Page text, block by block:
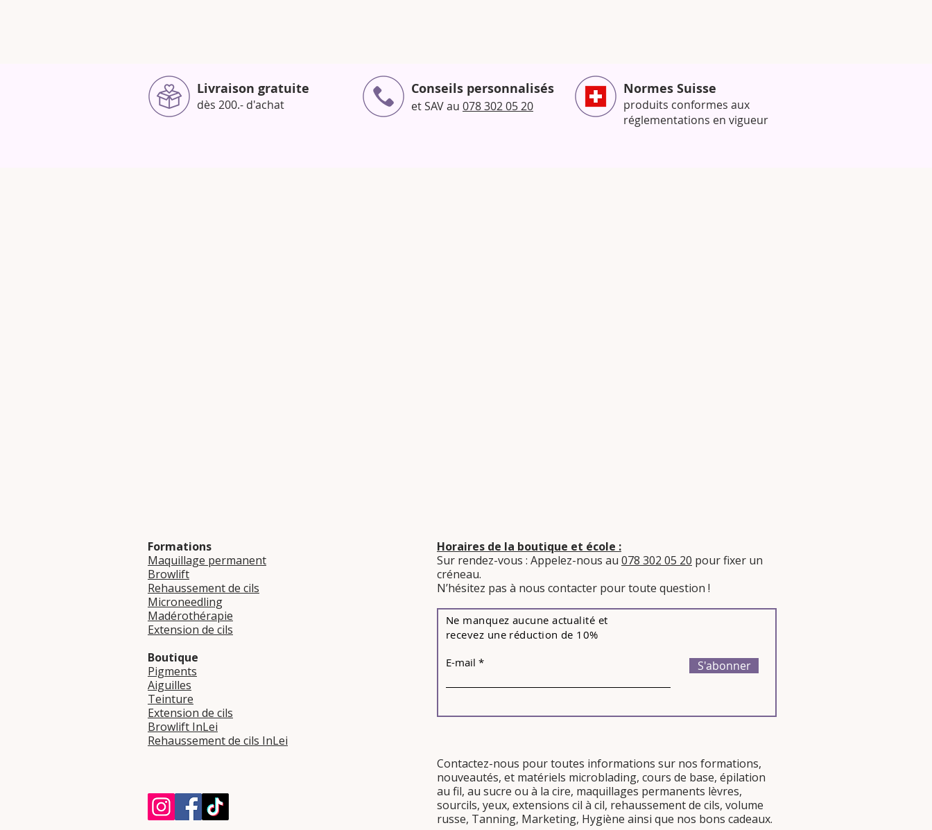
Livraison gratuite
dès 200.- d'achat
Conseils personnalisés
et SAV au 078 302 05 20
Normes Suisse
produits conformes aux
réglementations en vigueur
Formations
Maquillage permanent
Browlift
Rehaussement de cils
Microneedling
Madérothérapie
Extension de cils
Boutique
Pigments
Aiguilles
Teinture
Extension de cils
Browlift InLei
Rehaussement de cils InLei
Horaires de la boutique et école :
Sur rendez-vous : Appelez-nous au 078 302 05 20 pour fixer un
créneau.
​N’hésitez pas à nous contacter pour toute question !​
Ne manquez aucune actualité et
recevez une réduction de 10%
E-mail
S'abonner
Contactez-nous pour toutes informations sur nos formations,
nouveautés, et matériels microblading, cours de base, épilation
au fil, au sucre ou à la cire, maquillages permanents lèvres,
sourcils, yeux, extensions cil à cil, rehaussement de cils, volume
russe, Tanning, Marketing, Hygiène ainsi que nos bons cadeaux.